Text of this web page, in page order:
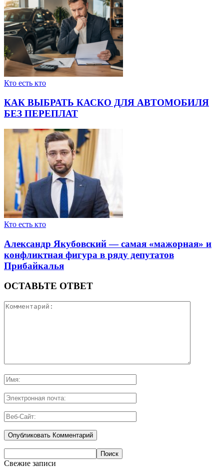
Кто есть кто
КАК ВЫБРАТЬ КАСКО ДЛЯ АВТОМОБИЛЯ
БЕЗ ПЕРЕПЛАТ
Кто есть кто
Александр Якубовский — самая «мажорная» и
конфликтная фигура в ряду депутатов
Прибайкалья
ОСТАВЬТЕ ОТВЕТ
Свежие записи